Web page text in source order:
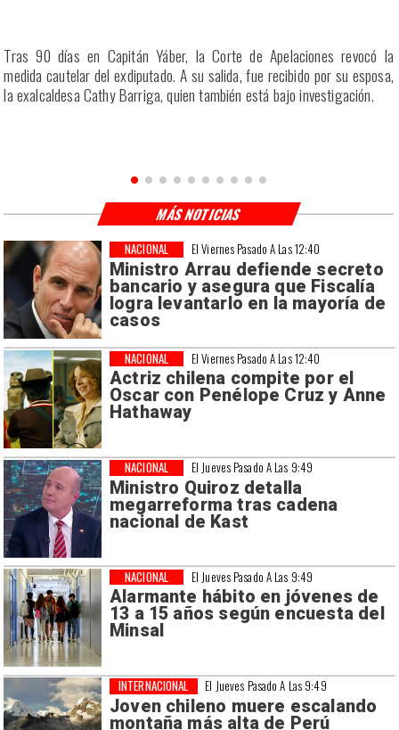
Tras 90 días en Capitán Yáber, la Corte de Apelaciones revocó la
medida cautelar del exdiputado. A su salida, fue recibido por su esposa,
la exalcaldesa Cathy Barriga, quien también está bajo investigación.
El Viernes Pasado A Las 12:40
Ministro Arrau defiende secreto
bancario y asegura que Fiscalía
logra levantarlo en la mayoría de
casos
NACIONAL
El Viernes Pasado A Las 12:40
Actriz chilena compite por el
Oscar con Penélope Cruz y Anne
Hathaway
NACIONAL
El Jueves Pasado A Las 9:49
Ministro Quiroz detalla
megarreforma tras cadena
nacional de Kast
NACIONAL
El Jueves Pasado A Las 9:49
Alarmante hábito en jóvenes de
13 a 15 años según encuesta del
Minsal
NACIONAL
El Jueves Pasado A Las 9:49
Joven chileno muere escalando
montaña más alta de Perú
INTERNACIONAL
MÁS NOTICIAS